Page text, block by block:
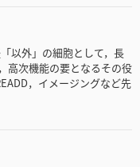
以外」の細胞として，長
高次機能の要となるその役
，イメージングなど先